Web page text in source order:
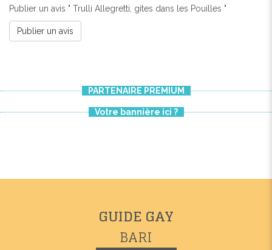
Publier un avis " Trulli Allegretti, gites dans les Pouilles "
Publier un avis
PARTENAIRE PREMIUM
Votre bannière ici ?
GUIDE GAY
BARI